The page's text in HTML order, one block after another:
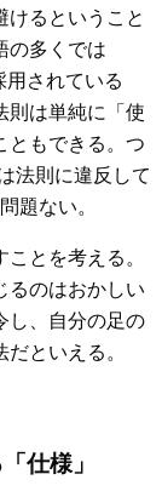
るということ
の多くでは
されている
則は単純に「使
ともできる。つ
法則に違反して
題ない。
とを考える。
るのはおかしい
し、自分の足の
といえる。
仕様」